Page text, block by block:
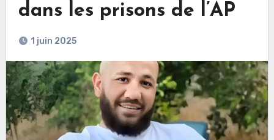
dans les prisons de l’AP
1 juin 2025